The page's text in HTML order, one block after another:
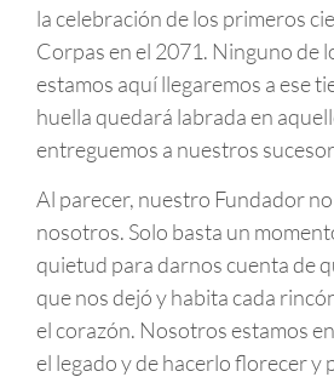
la celebración de los primeros
Corpas en el 2071. Ninguno de
estamos aquí llegaremos a ese
huella quedará labrada en
entreguemos a nuestros
Al parecer, nuestro Fundador
nosotros. Solo basta un
quietud para darnos cuenta de
que nos dejó y habita cada
el corazón. Nosotros estamos
el legado y de hacerlo florecer y